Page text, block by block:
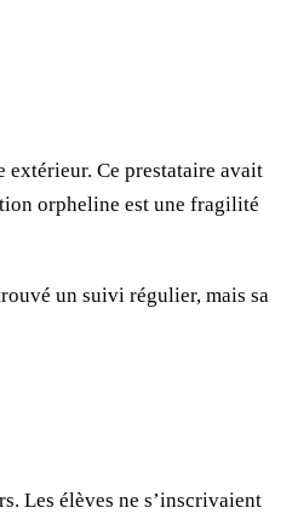
extérieur. Ce prestataire avait
orpheline est une fragilité
un suivi régulier, mais sa
Les élèves ne s’inscrivaient